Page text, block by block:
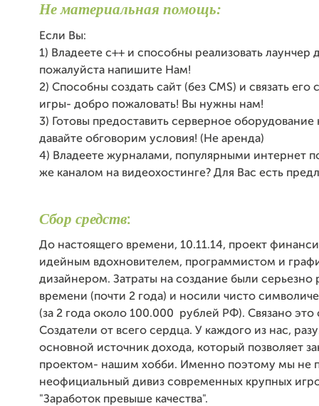
Не материальная помощь:
Если Вы:
1) Владеете c++ и способны реализовать лаунчер
пожалуйста напишите Нам!
2) Способны создать сайт (без CMS) и связать его
игры- добро пожаловать! Вы нужны нам!
3) Готовы предоставить серверное
давайте обговорим условия! (Не аренда)
4) Владеете журналами, популярными интернет
же каналом на видеохостинге? Для Вас есть
Сбор средств:
До настоящего времени, 10.11.14, проект
идейным вдохновителем, программистом и
дизайнером. Затраты на создание были серьезно
времени (почти 2 года) и носили чисто
(за 2 года около 100.000 рублей РФ). Связано
Создатели от всего сердца. У каждого из нас,
основной источник дохода, который позволяет
проектом- нашим хобби. Именно поэтому мы не
неофициальный дивиз современных крупных
"Заработок превыше качества".